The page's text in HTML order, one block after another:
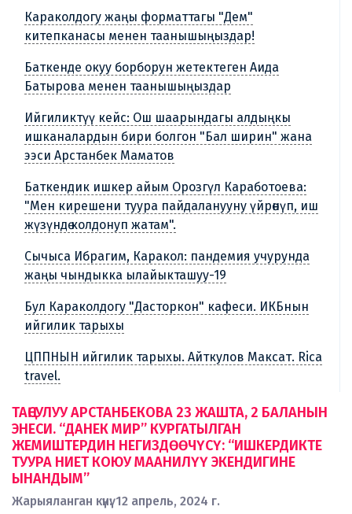
Караколдогу жаңы форматтагы "Дем"
китепканасы менен таанышыңыздар!
Баткенде окуу борборун жетектеген Аида
Батырова менен таанышыңыздар
Ийгиликтүү кейс: Ош шаарындагы алдыңкы
ишканалардын бири болгон "Бал ширин" жана
ээси Арстанбек Маматов
Баткендик ишкер айым Орозгүл Каработоева:
"Мен кирешени туура пайдаланууну үйрөнүп, иш
жүзүндө колдонуп жатам".
Сычыса Ибрагим, Каракол: пандемия учурунда
жаңы чындыкка ылайыкташуу-19
Бул Караколдогу "Дасторкон" кафеси. ИКБнын
ийгилик тарыхы
ЦППНЫН ийгилик тарыхы. Айткулов Максат. Rica
travel.
ТАҢСУЛУУ АРСТАНБЕКОВА 23 ЖАШТА, 2 БАЛАНЫН
ЭНЕСИ. “ДАНЕК МИР” КУРГАТЫЛГАН
ЖЕМИШТЕРДИН НЕГИЗДӨӨЧҮСҮ: “ИШКЕРДИКТЕ
ТУУРА НИЕТ КОЮУ МААНИЛҮҮ ЭКЕНДИГИНЕ
ЫНАНДЫМ”
Жарыяланган күнү: 12 апрель, 2024 г.